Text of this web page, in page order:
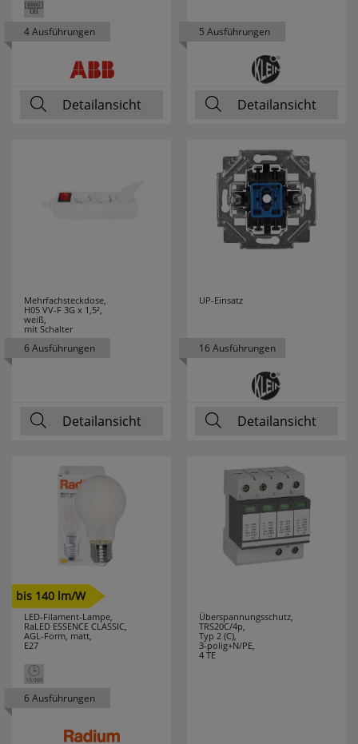
4 Ausführungen
Detailansicht
5 Ausführungen
Detailansicht
Mehrfachsteckdose,
H05 VV-F 3G x 1,5²,
weiß,
mit Schalter
6 Ausführungen
Detailansicht
UP-Einsatz
16 Ausführungen
Detailansicht
bis 140 lm/W
LED-Filament-Lampe,
RaLED ESSENCE CLASSIC,
AGL-Form, matt,
E27
6 Ausführungen
Überspannungsschutz,
TRS20C/4p,
Typ 2 (C),
3-polig+N/PE,
4 TE